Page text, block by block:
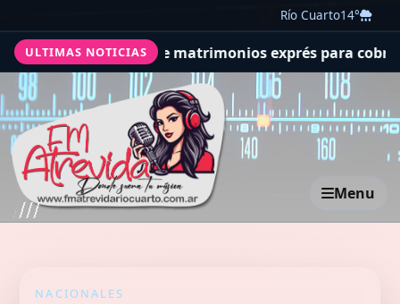
Río Cuarto14°
ULTIMAS NOTICIAS
estafa de matrimonios exprés para cobrar
Menu
NACIONALES